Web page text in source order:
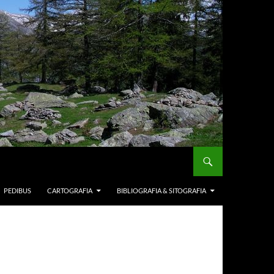
PEDIBUS CARTOGRAFIA BIBLIOGRAFIA & SITOGRAFIA